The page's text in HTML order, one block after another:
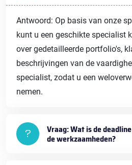
Antwoord: Op basis van onze
kunt u een geschikte specialist
over gedetailleerde portfolio's,
beschrijvingen van de
specialist, zodat u een
nemen.
Vraag: Wat is de
de werkzaamheden?